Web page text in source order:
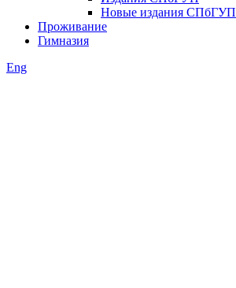
Новые издания СПбГУП
Проживание
Гимназия
Eng